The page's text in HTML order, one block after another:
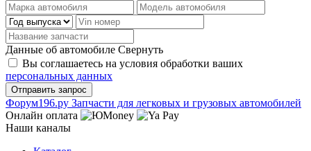
Данные об автомобиле Свернуть
Вы соглашаетесь на условия обработки ваших
персональных данных
Фoрум196.ру Запчасти для легковых и грузовых автомобилей
Онлайн оплата
Наши каналы